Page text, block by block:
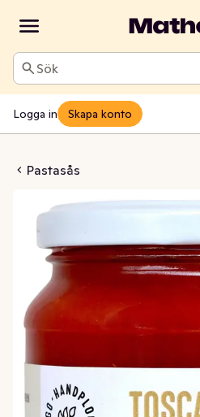
Sök
Logga in Skapa konto
Pastasås
EKO/KRAV